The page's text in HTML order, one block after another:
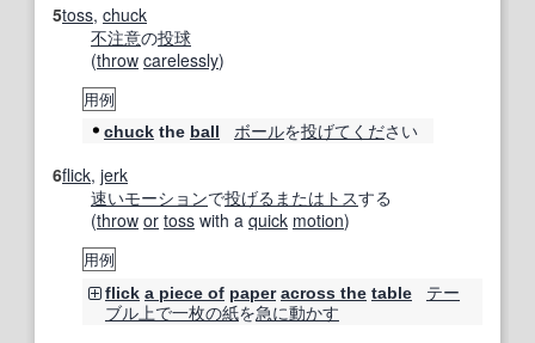
5toss, chuck
不注意の投球
(throw carelessly)
用例
chuck the ball ボールを投げてください
6flick, jerk
速いモーションで投げる または トスする
(throw or toss with a quick motion)
用例
flick a piece of paper across the table
テー
ブル 上で一枚の紙を急に動かす